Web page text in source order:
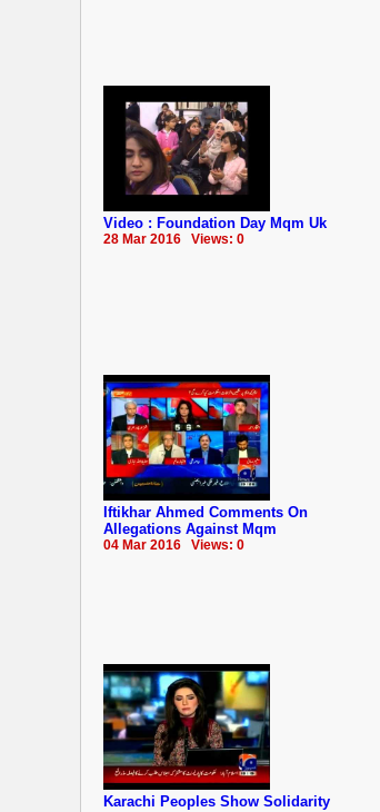
Video : Foundation Day Mqm Uk
28 Mar 2016 Views: 0
Iftikhar Ahmed Comments On
Allegations Against Mqm
04 Mar 2016 Views: 0
Karachi Peoples Show Solidarity